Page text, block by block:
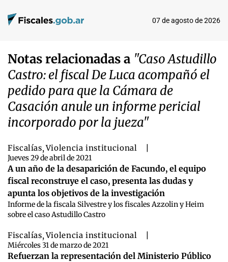
07 de agosto de 2026
Notas relacionadas a "Caso Astudillo
Castro: el fiscal De Luca acompañó el
pedido para que la Cámara de
Casación anule un informe pericial
incorporado por la jueza"
Fiscalías,Violencia institucional
Jueves 29 de abril de 2021
A un año de la desaparición de Facundo, el equipo
fiscal reconstruye el caso, presenta las dudas y
apunta los objetivos de la investigación
Informe de la fiscala Silvestre y los fiscales Azzolin y Heim
sobre el caso Astudillo Castro
Fiscalías,Violencia institucional
Miércoles 31 de marzo de 2021
Refuerzan la representación del Ministerio Público